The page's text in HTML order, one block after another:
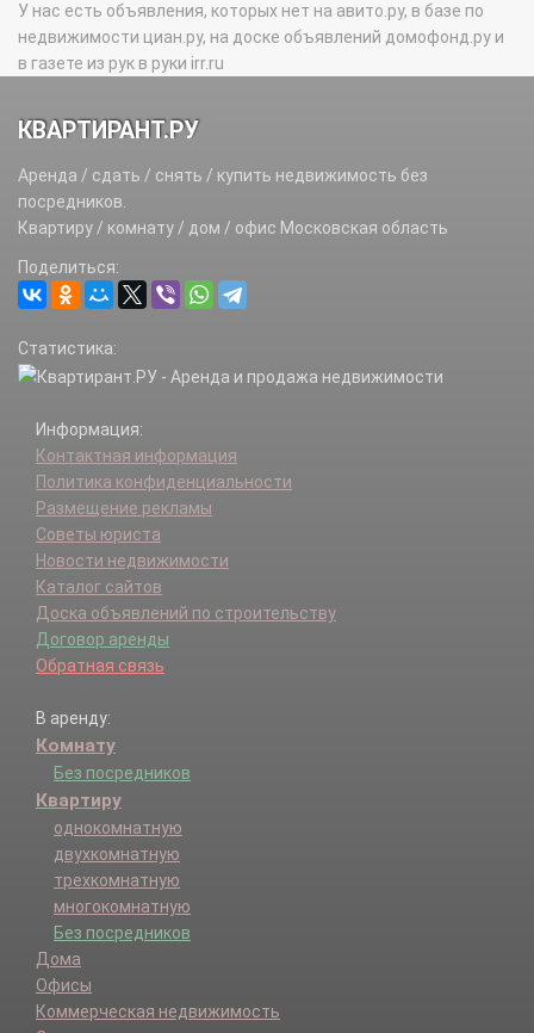
У нас есть объявления, которых нет на авито.ру, в базе по
недвижимости циан.ру, на доске объявлений домофонд.ру и
в газете из рук в руки irr.ru
КВАРТИРАНТ.РУ
Аренда / сдать / снять / купить недвижимость без
посредников.
Квартиру / комнату / дом / офис Московская область
Поделиться:
Статистика:
Информация:
Контактная информация
Политика конфиденциальности
Размещение рекламы
Советы юриста
Новости недвижимости
Каталог сайтов
Доска объявлений по строительству
Договор аренды
Обратная связь
В аренду:
Комнату
Без посредников
Квартиру
однокомнатную
двухкомнатную
трехкомнатную
многокомнатную
Без посредников
Дома
Офисы
Коммерческая недвижимость